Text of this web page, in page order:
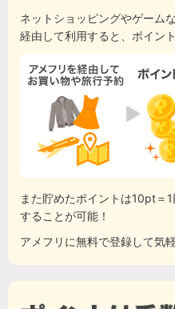
ネットショッピングやゲーム
経由して利用すると、ポイン
また貯めたポイントは10pt＝
することが可能！
アメフリに無料で登録して気